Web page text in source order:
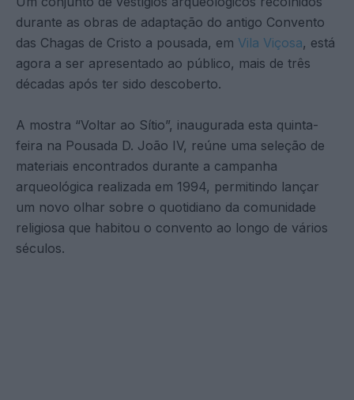
durante as obras de adaptação do antigo Convento
das Chagas de Cristo a pousada, em Vila Viçosa, está
agora a ser apresentado ao público, mais de três
décadas após ter sido descoberto.
A mostra “Voltar ao Sítio”, inaugurada esta quinta-
feira na Pousada D. João IV, reúne uma seleção de
materiais encontrados durante a campanha
arqueológica realizada em 1994, permitindo lançar
um novo olhar sobre o quotidiano da comunidade
religiosa que habitou o convento ao longo de vários
séculos.